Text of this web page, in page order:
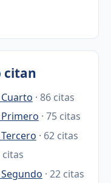
citan
· 86 citas
· 75 citas
· 62 citas
citas
· 22 citas